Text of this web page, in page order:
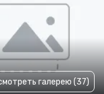
галерею (37)